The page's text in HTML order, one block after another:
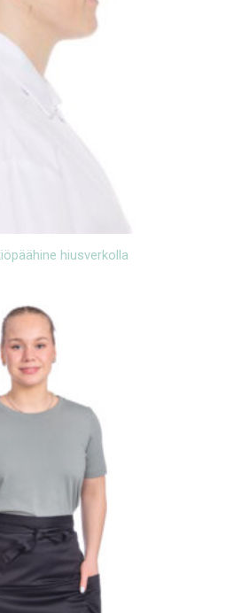
hiusverkolla